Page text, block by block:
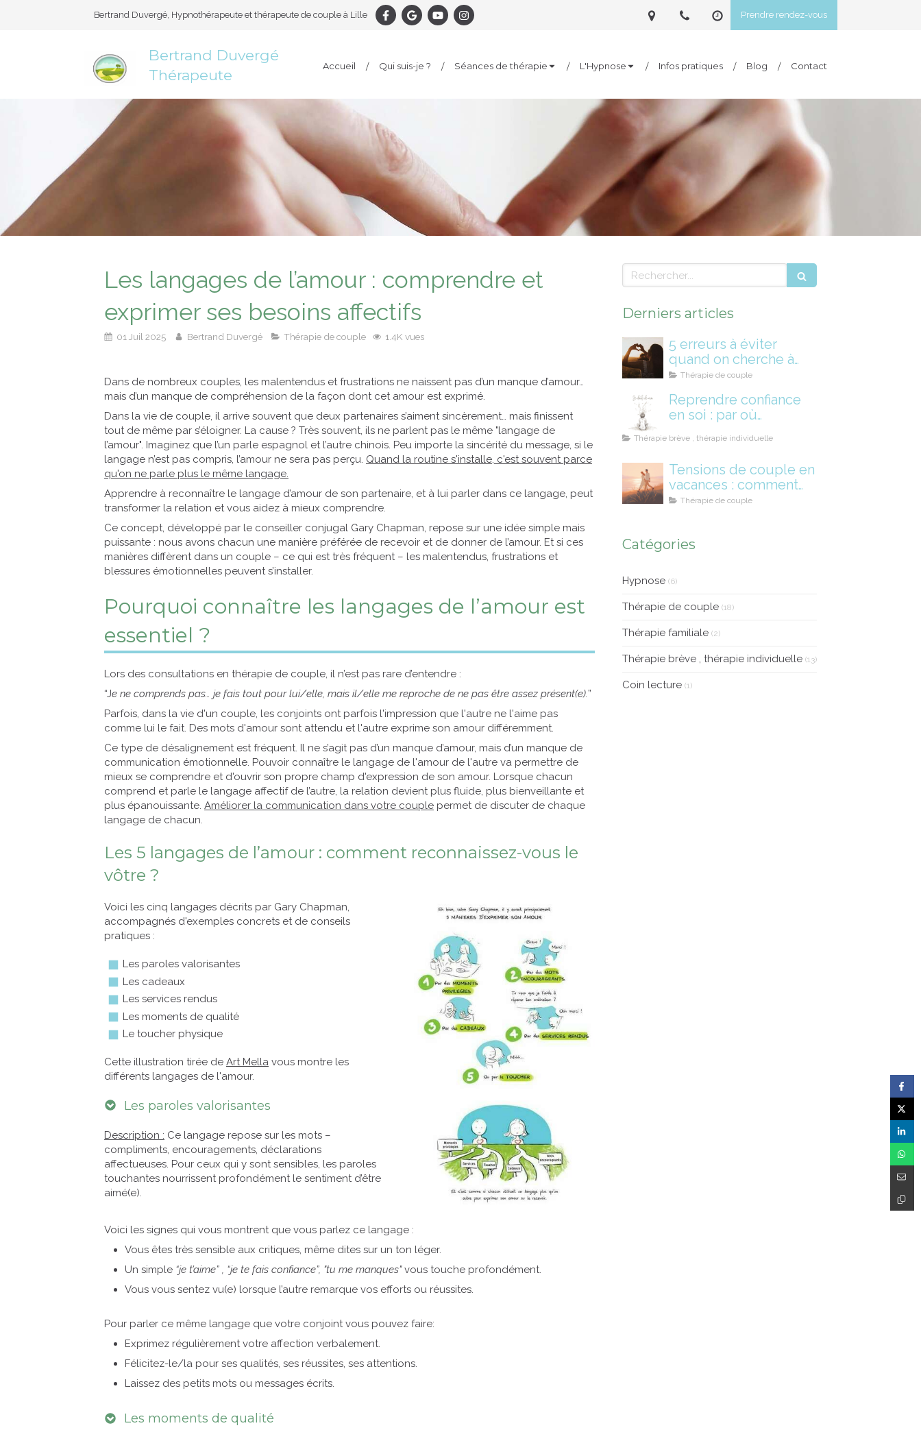
Bertrand Duvergé, Hypnothérapeute et thérapeute de couple à Lille Prendre rendez-vous
Accueil Qui suis-je ? Séances de thérapie L'Hypnose Infos pratiques Blog Contact
Bertrand Duvergé
Thérapeute
Les langages de l’amour : comprendre et
exprimer ses besoins affectifs
01 Juil 2025 Bertrand Duvergé Thérapie de couple 1.4K vues
Dans de nombreux couples, les malentendus et frustrations ne naissent pas d’un manque d’amour…
mais d’un manque de compréhension de la façon dont cet amour est exprimé.
Dans la vie de couple, il arrive souvent que deux partenaires s’aiment sincèrement… mais finissent
tout de même par s’éloigner. La cause ? Très souvent, ils ne parlent pas le même "langage de
l’amour". Imaginez que l’un parle espagnol et l’autre chinois. Peu importe la sincérité du message, si le
langage n’est pas compris, l’amour ne sera pas perçu. Quand la routine s'installe, c'est souvent parce
qu'on ne parle plus le même langage.
Apprendre à reconnaître le langage d’amour de son partenaire, et à lui parler dans ce langage, peut
transformer la relation et vous aidez à mieux comprendre.
Ce concept, développé par le conseiller conjugal Gary Chapman, repose sur une idée simple mais
puissante : nous avons chacun une manière préférée de recevoir et de donner de l’amour. Et si ces
manières diffèrent dans un couple – ce qui est très fréquent – les malentendus, frustrations et
blessures émotionnelles peuvent s’installer.
Pourquoi connaître les langages de l’amour est
essentiel ?
Lors des consultations en thérapie de couple, il n’est pas rare d’entendre :
“Je ne comprends pas… je fais tout pour lui/elle, mais il/elle me reproche de ne pas être assez présent(e).”
Parfois, dans la vie d'un couple, les conjoints ont parfois l'impression que l'autre ne l'aime pas
comme lui le fait. Des mots d'amour sont attendu et l'autre exprime son amour différemment.
Ce type de désalignement est fréquent. Il ne s’agit pas d’un manque d’amour, mais d’un manque de
communication émotionnelle. Pouvoir connaître le langage de l'amour de l'autre va permettre de
mieux se comprendre et d'ouvrir son propre champ d'expression de son amour. Lorsque chacun
comprend et parle le langage affectif de l’autre, la relation devient plus fluide, plus bienveillante et
plus épanouissante. Améliorer la communication dans votre couple permet de discuter de chaque
langage de chacun.
Les 5 langages de l’amour : comment reconnaissez-vous le
vôtre ?
Voici les cinq langages décrits par Gary Chapman,
accompagnés d'exemples concrets et de conseils
pratiques :
Les paroles valorisantes
Les cadeaux
Les services rendus
Les moments de qualité
Le toucher physique
Cette illustration tirée de Art Mella vous montre les
différents langages de l'amour.
Les paroles valorisantes
Description : Ce langage repose sur les mots –
compliments, encouragements, déclarations
affectueuses. Pour ceux qui y sont sensibles, les paroles
touchantes nourrissent profondément le sentiment d’être
aimé(e).
Voici les signes qui vous montrent que vous parlez ce langage :
Vous êtes très sensible aux critiques, même dites sur un ton léger.
Un simple “je t’aime” , “je te fais confiance”, "tu me manques"vous touche profondément.
Vous vous sentez vu(e) lorsque l’autre remarque vos efforts ou réussites.
Pour parler ce même langage que votre conjoint vous pouvez faire:
Exprimez régulièrement votre affection verbalement.
Félicitez-le/la pour ses qualités, ses réussites, ses attentions.
Laissez des petits mots ou messages écrits.
Les moments de qualité
Rechercher
Derniers articles
5 erreurs à éviter
quand on cherche à
sauver son couple
Thérapie de couple
Reprendre confiance
en soi : par où
Thérapie brève , thérapie individuelle
Tensions de couple en
vacances : comment
préserver votre
Thérapie de couple
Catégories
Hypnose (6)
Thérapie de couple (18)
Thérapie familiale (2)
Thérapie brève , thérapie individuelle (13)
Coin lecture (1)